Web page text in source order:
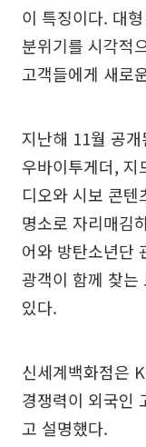
이 특징이다. 대
분위기를 시각적
고객들에게 새로
지난해 11월 공
우바이투게더, 지
디오와 시보 콘텐
명소로 자리매김
어와 방탄소년단
광객이 함께 찾는
있다.
신세계백화점은
경쟁력이 외국인
고 설명했다.